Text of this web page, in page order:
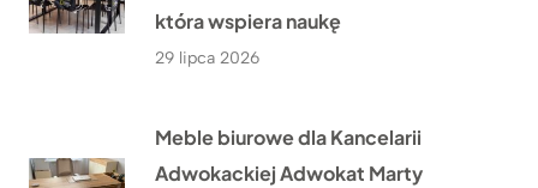
która wspiera naukę
29 lipca 2026
Meble biurowe dla Kancelarii
Adwokackiej Adwokat Marty